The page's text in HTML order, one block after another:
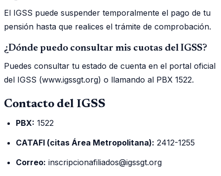
El IGSS puede suspender temporalmente el pago de tu
pensión hasta que realices el trámite de comprobación.
¿Dónde puedo consultar mis cuotas del IGSS?
Puedes consultar tu estado de cuenta en el portal oficial
del IGSS (www.igssgt.org) o llamando al PBX 1522.
Contacto del IGSS
PBX: 1522
CATAFI (citas Área Metropolitana): 2412-1255
Correo: inscripcionafiliados@igssgt.org